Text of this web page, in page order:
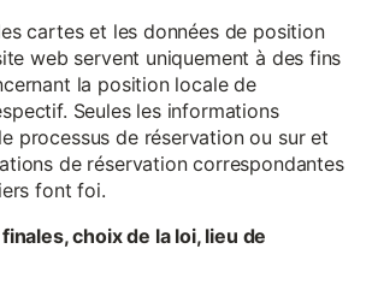
cartes et les données de position
web servent uniquement à des fins
la position locale de
Seules les informations
processus de réservation ou sur et
de réservation correspondantes
font foi.
choix de la loi, lieu de